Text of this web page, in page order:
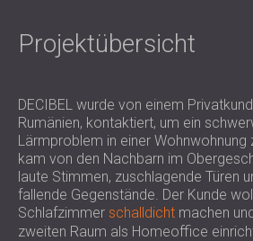
HALLEN
SCHALLDÄMMUNG UND
SCHALLSCHUTZ UND
SCHALLSCHUTZ UND
SCHALLSCHUTZ UND
FINLAND (FI)
SOUTH AFRICA (ZA)
Projektübersicht
DECIBEL wurde von einem
Rumänien, kontaktiert, um ein
Lärmproblem in einer Wohnwohnung
kam von den Nachbarn im
laute Stimmen, zuschlagende Türen
fallende Gegenstände. Der Kunde
Schlafzimmer schalldicht machen
zweiten Raum als Homeoffice